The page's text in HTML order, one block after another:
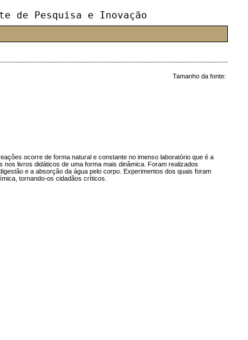
de Pesquisa e Inovação
Tamanho da fonte:
ocorre de forma natural e constante no imenso laboratório que é a
livros didáticos de uma forma mais dinâmica. Foram realizados
e a absorção da água pelo corpo. Experimentos dos quais foram
tornando-os cidadãos críticos.